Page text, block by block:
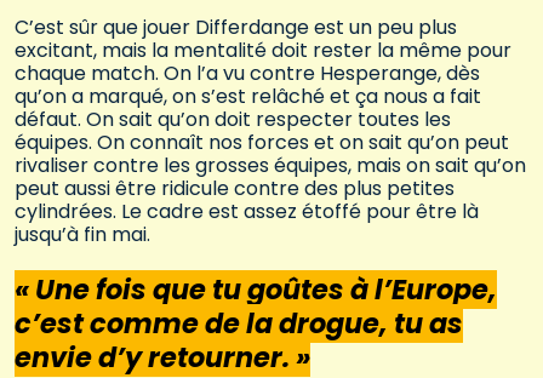
C’est sûr que jouer Differdange est un peu plus
excitant, mais la mentalité doit rester la même pour
chaque match. On l’a vu contre Hesperange, dès
qu’on a marqué, on s’est relâché et ça nous a fait
défaut. On sait qu’on doit respecter toutes les
équipes. On connaît nos forces et on sait qu’on peut
rivaliser contre les grosses équipes, mais on sait qu’on
peut aussi être ridicule contre des plus petites
cylindrées. Le cadre est assez étoffé pour être là
jusqu’à fin mai.
« Une fois que tu goûtes à l’Europe,
c’est comme de la drogue, tu as
envie d’y retourner. »